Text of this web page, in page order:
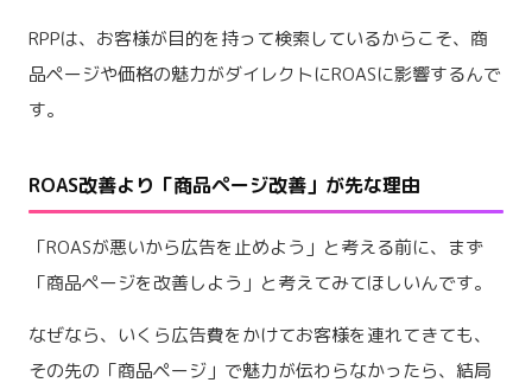
RPPは、お客様が目的を持って検索しているからこそ、商
品ページや価格の魅力がダイレクトにROASに影響するんで
す。
ROAS改善より「商品ページ改善」が先な理由
「ROASが悪いから広告を止めよう」と考える前に、まず
「商品ページを改善しよう」と考えてみてほしいんです。
なぜなら、いくら広告費をかけてお客様を連れてきても、
その先の「商品ページ」で魅力が伝わらなかったら、結局